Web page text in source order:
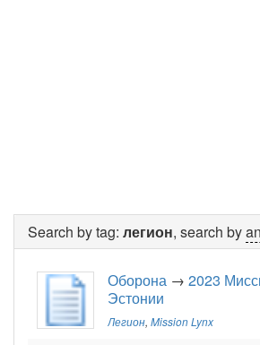
Search by tag: легион, search by
Оборона → 2023
Эстонии
Легион, Mission Lynx